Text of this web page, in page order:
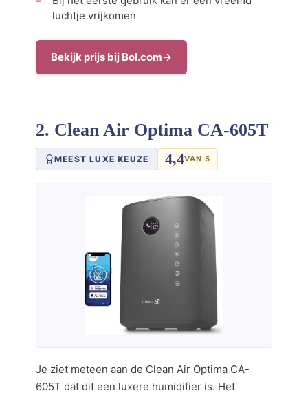
luchtje vrijkomen
Bekijk prijs bij Bol.com
2. Clean Air Optima CA-605T
MEEST LUXE KEUZE 4,4VAN 5
Je ziet meteen aan de Clean Air Optima CA-
605T dat dit een luxere humidifier is. Het